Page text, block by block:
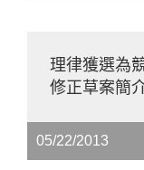
理律獲選為
修正草案簡
05/22/2013